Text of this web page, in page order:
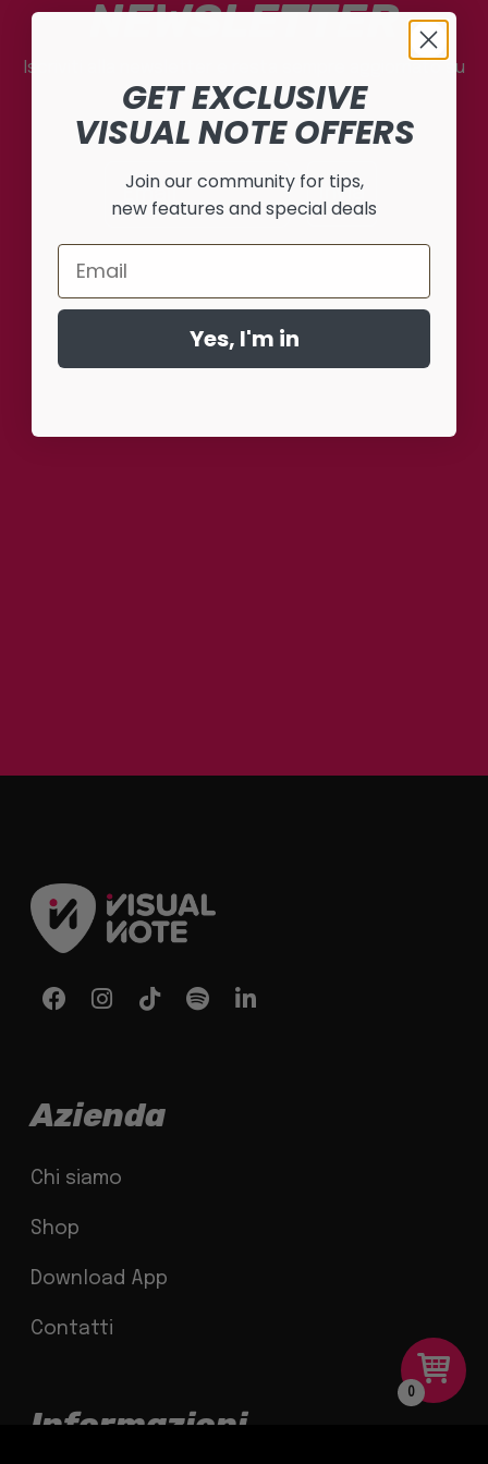
NEWSLETTER
Iscriviti alla newsletter e resta sempre aggiornato su
tutte le novità di Visual Note.
Invia
Azienda
Chi siamo
Shop
Download App
Contatti
Informazioni
0
GET EXCLUSIVE
VISUAL NOTE OFFERS
Join our community for tips,
new features and special deals
Email
Yes, I'm in